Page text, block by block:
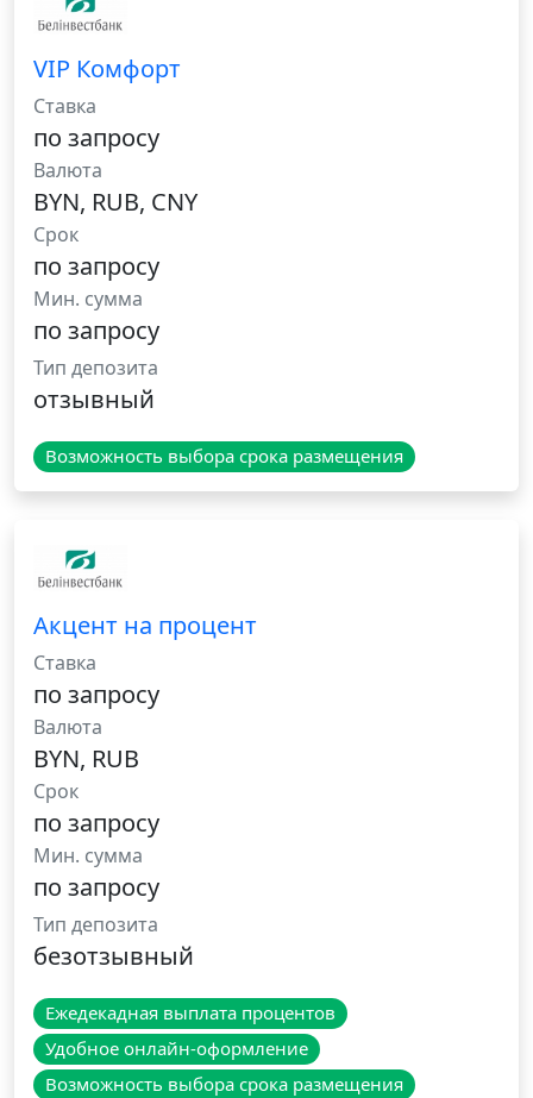
VIP Комфорт
Ставка
по запросу
Валюта
BYN, RUB, CNY
Срок
по запросу
Мин. сумма
по запросу
Тип депозита
отзывный
Возможность выбора срока размещения
Акцент на процент
Ставка
по запросу
Валюта
BYN, RUB
Срок
по запросу
Мин. сумма
по запросу
Тип депозита
безотзывный
Ежедекадная выплата процентов
Удобное онлайн-оформление
Возможность выбора срока размещения